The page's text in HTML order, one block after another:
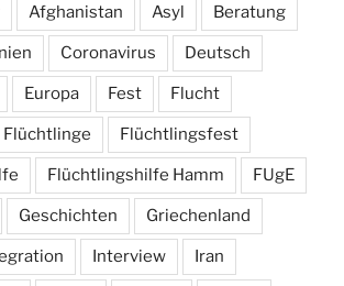
Afghanistan Asyl Beratung
Coronavirus Deutsch
Europa Fest Flucht
Flüchtlinge Flüchtlingsfest
Flüchtlingshilfe Hamm FUgE
Geschichten Griechenland
Interview Iran